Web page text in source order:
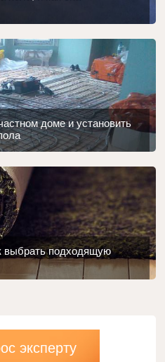
доме и установить
выбрать подходящую
эксперту